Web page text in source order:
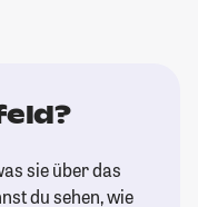
sie über das
du sehen, wie